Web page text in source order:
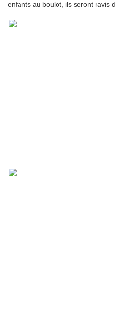
enfants au boulot, ils seront ravis